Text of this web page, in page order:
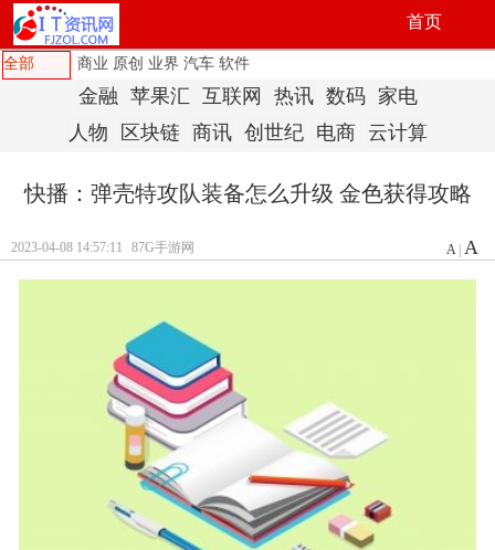
首页
全部 商业 原创 业界 汽车 软件
金融 苹果汇 互联网 热讯 数码
家电
人物
区块链 商讯 创世纪 电商 云计算
快播：弹壳特攻队装备怎么升级 金色获得攻略
2023-04-08 14:57:11 87G手游网 A| A